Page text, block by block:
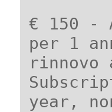
€ 150 -
per 1
rinnovo
year,